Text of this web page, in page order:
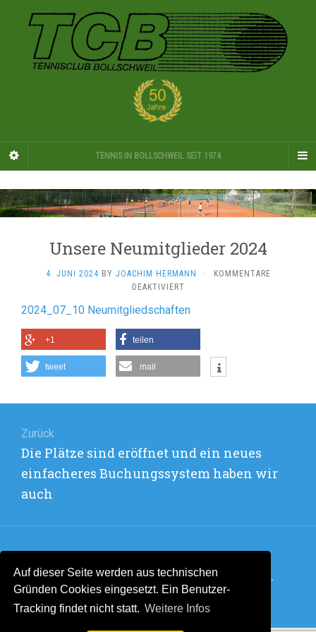
Auf dieser Seite werden aus technischen
Gründen Cookies eingesetzt. Ein Benutzer-
Tracking findet nicht statt. Weitere Infos
TENNIS IN BOLLSCHWEIL SEIT 1974
Unsere Neumitglieder 2024
4. JUNI 2024 BY JOACHIM HERMANN ·
KOMMENTARE
DEAKTIVIERT
NEUMITGLIEDER
2024
2024_07_10 Neumitgliedschaften
+1 teilen
tweet mail
Zurück
Vorheriger
Beitrag:
Die Plätze sind eröffnet und ein neues
einfacheres Buchungssystem haben wir
auch
Nächster
Beitrag:
Flyer zur Jubiläumsfeier am Samstag, 6.
Juli 2024